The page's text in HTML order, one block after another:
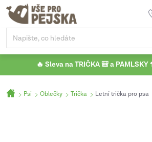
Přejít
obsah
🔥 Sleva na TRIČKA 🎒 a PAMLSKY
Domů
Psi Oblečky Trička Letní trička pro psa